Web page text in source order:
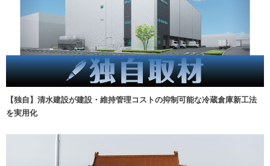
【独自】清水建設が建設・維持管理コストの抑制可能な冷蔵倉庫新工法
を実用化